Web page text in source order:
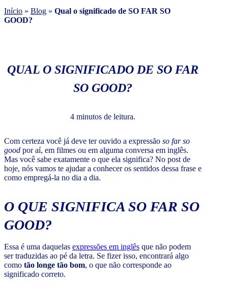
Início » Blog » Qual o significado de SO FAR SO
GOOD?
QUAL O SIGNIFICADO DE SO FAR
SO GOOD?
4 minutos de leitura.
Com certeza você já deve ter ouvido a expressão so far so
good por aí, em filmes ou em alguma conversa em inglês.
Mas você sabe exatamente o que ela significa? No post de
hoje, nós vamos te ajudar a conhecer os sentidos dessa frase e
como empregá-la no dia a dia.
O QUE SIGNIFICA SO FAR SO
GOOD?
Essa é uma daquelas expressões em inglês que não podem
ser traduzidas ao pé da letra. Se fizer isso, encontrará algo
como tão longe tão bom, o que não corresponde ao
significado correto.